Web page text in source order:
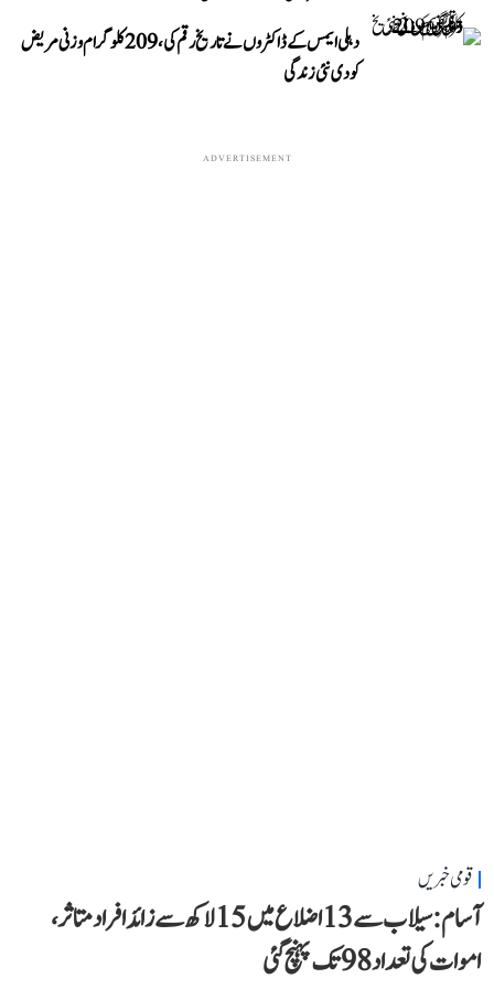
دہلی ایمس کے ڈاکٹروں نے تاریخ رقم کی، 209 کلوگرام وزنی مریض
کو دی نئی زندگی
ADVERTISEMENT
قومی خبریں
آسام: سیلاب سے 13 اضلاع میں 15 لاکھ سے زائد افراد متاثر،
اموات کی تعداد 98 تک پہنچ گئی